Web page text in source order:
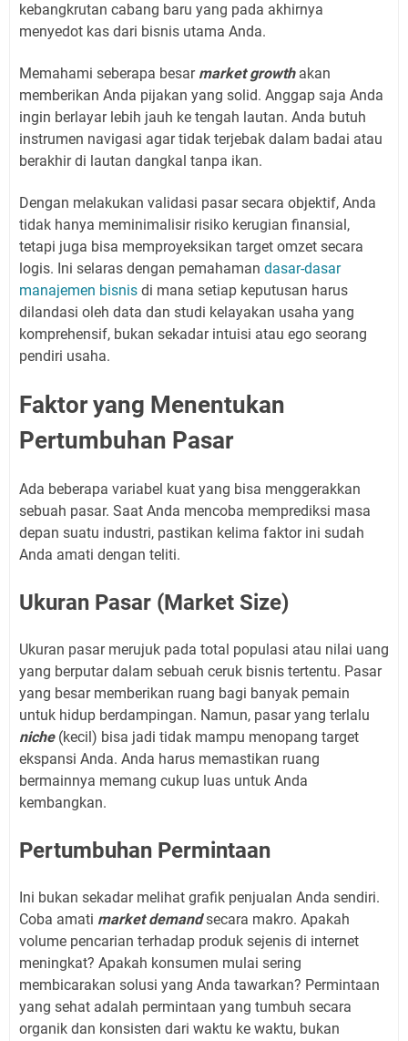
kebangkrutan cabang baru yang pada akhirnya
menyedot kas dari bisnis utama Anda.
Memahami seberapa besar market growthakan
memberikan Anda pijakan yang solid. Anggap saja Anda
ingin berlayar lebih jauh ke tengah lautan. Anda butuh
instrumen navigasi agar tidak terjebak dalam badai atau
berakhir di lautan dangkal tanpa ikan.
Dengan melakukan validasi pasar secara objektif, Anda
tidak hanya meminimalisir risiko kerugian finansial,
tetapi juga bisa memproyeksikan target omzet secara
logis. Ini selaras dengan pemahaman dasar-dasar
manajemen bisnis di mana setiap keputusan harus
dilandasi oleh data dan studi kelayakan usaha yang
komprehensif, bukan sekadar intuisi atau ego seorang
pendiri usaha.
Faktor yang Menentukan
Pertumbuhan Pasar
Ada beberapa variabel kuat yang bisa menggerakkan
sebuah pasar. Saat Anda mencoba memprediksi masa
depan suatu industri, pastikan kelima faktor ini sudah
Anda amati dengan teliti.
Ukuran Pasar (Market Size)
Ukuran pasar merujuk pada total populasi atau nilai uang
yang berputar dalam sebuah ceruk bisnis tertentu. Pasar
yang besar memberikan ruang bagi banyak pemain
untuk hidup berdampingan. Namun, pasar yang terlalu
niche(kecil) bisa jadi tidak mampu menopang target
ekspansi Anda. Anda harus memastikan ruang
bermainnya memang cukup luas untuk Anda
kembangkan.
Pertumbuhan Permintaan
Ini bukan sekadar melihat grafik penjualan Anda sendiri.
Coba amati market demandsecara makro. Apakah
volume pencarian terhadap produk sejenis di internet
meningkat? Apakah konsumen mulai sering
membicarakan solusi yang Anda tawarkan? Permintaan
yang sehat adalah permintaan yang tumbuh secara
organik dan konsisten dari waktu ke waktu, bukan